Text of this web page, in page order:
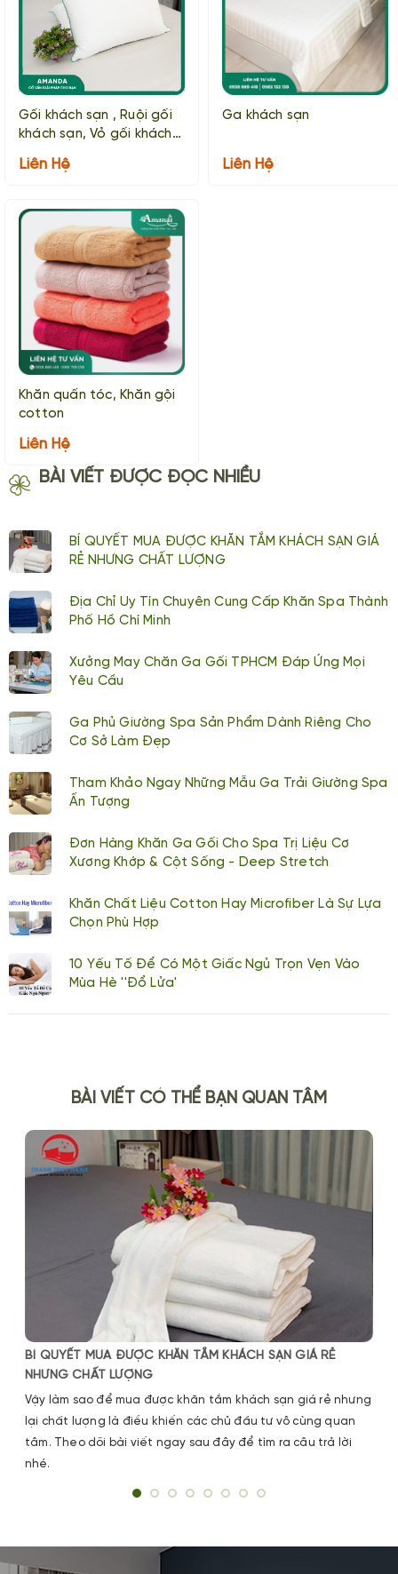
Gối khách sạn , Ruội gối
khách sạn, Vỏ gối khách
Liên Hệ
Ga khách sạn
Liên Hệ
Khăn quấn tóc, Khăn gội
cotton
Liên Hệ
BÀI VIẾT ĐƯỢC ĐỌC NHIỀU
BÍ QUYẾT MUA ĐƯỢC KHĂN TẮM KHÁCH SẠN GIÁ
RẺ NHƯNG CHẤT LƯỢNG
Địa Chỉ Uy Tín Chuyên Cung Cấp Khăn Spa Thành
Phố Hồ Chí Minh
Xưởng May Chăn Ga Gối TPHCM Đáp Ứng Mọi
Yêu Cầu
Ga Phủ Giường Spa Sản Phẩm Dành Riêng Cho
Cơ Sở Làm Đẹp
Tham Khảo Ngay Những Mẫu Ga Trải Giường Spa
Ấn Tượng
Đơn Hàng Khăn Ga Gối Cho Spa Trị Liệu Cơ
Xương Khớp & Cột Sống - Deep Stretch
Khăn Chất Liệu Cotton Hay Microfiber Là Sự Lựa
Chọn Phù Hợp
10 Yếu Tố Để Có Một Giấc Ngủ Trọn Vẹn Vào
Mùa Hè ''đổ Lửa'
BÀI VIẾT CÓ THỂ BẠN QUAN TÂM
BÍ QUYẾT MUA ĐƯỢC KHĂN TẮM KHÁCH SẠN GIÁ RẺ
NHƯNG CHẤT LƯỢNG
Vậy làm sao để mua được khăn tắm khách sạn giá rẻ nhưng
lại chất lượng là điều khiến các chủ đầu tư vô cùng quan
tâm. Theo dõi bài viết ngay sau đây để tìm ra câu trả lời
nhé.